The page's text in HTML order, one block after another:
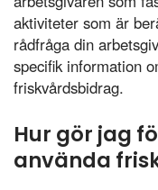
aktiviteter som är
rådfråga din
specifik information
friskvårdsbidrag.
Hur gör jag
använda